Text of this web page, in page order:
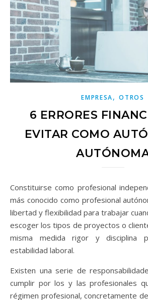
EMPRESA,OTROS
6 ERRORES
EVITAR COMO
Constituirse como profesional
más conocido como profesional
libertad y flexibilidad para trabajar
escoger los tipos de proyectos o
misma medida rigor y disciplina
estabilidad laboral.
Existen una serie de
cumplir por los y las profesionales
régimen profesional, concretamente